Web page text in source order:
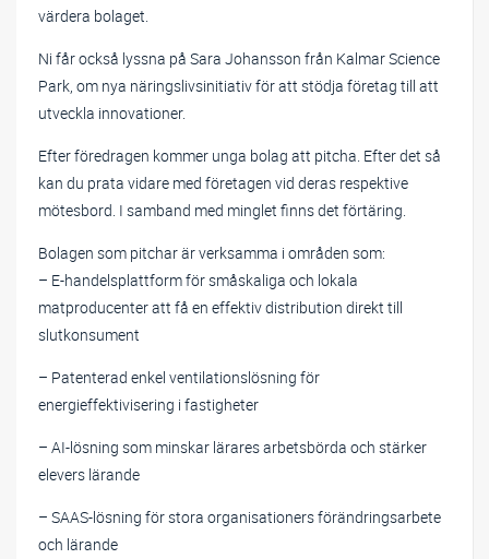
värdera bolaget.
Ni får också lyssna på Sara Johansson från Kalmar Science
Park, om nya näringslivsinitiativ för att stödja företag till att
utveckla innovationer.
Efter föredragen kommer unga bolag att pitcha. Efter det så
kan du prata vidare med företagen vid deras respektive
mötesbord. I samband med minglet finns det förtäring.
Bolagen som pitchar är verksamma i områden som:
– E-handelsplattform för småskaliga och lokala
matproducenter att få en effektiv distribution direkt till
slutkonsument
– Patenterad enkel ventilationslösning för
energieffektivisering i fastigheter
– AI-lösning som minskar lärares arbetsbörda och stärker
elevers lärande
– SAAS-lösning för stora organisationers förändringsarbete
och lärande